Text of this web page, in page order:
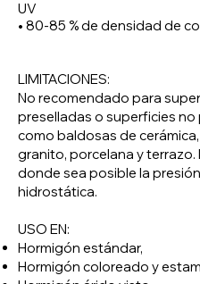
UV
• 80-85 % de densidad de
LIMITACIONES:
No recomendado para
preselladas o superficies no
como baldosas de
granito, porcelana y terrazo.
donde sea posible la presión
hidrostática.
USO EN:
Hormigón estándar,
Hormigón coloreado y